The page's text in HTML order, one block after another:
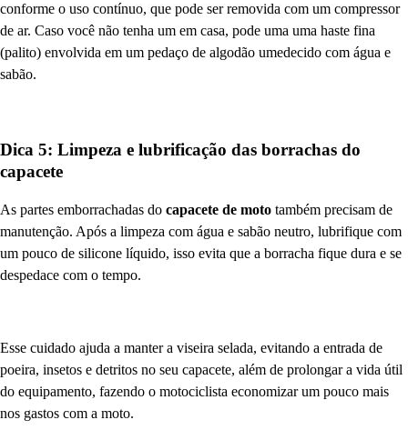
conforme o uso contínuo, que pode ser removida com um compressor
de ar. Caso você não tenha um em casa, pode uma uma haste fina
(palito) envolvida em um pedaço de algodão umedecido com água e
sabão.
Dica 5: Limpeza e lubrificação das borrachas do
capacete
As partes emborrachadas do capacete de moto também precisam de
manutenção. Após a limpeza com água e sabão neutro, lubrifique com
um pouco de silicone líquido, isso evita que a borracha fique dura e se
despedace com o tempo.
Esse cuidado ajuda a manter a viseira selada, evitando a entrada de
poeira, insetos e detritos no seu capacete, além de prolongar a vida útil
do equipamento, fazendo o motociclista economizar um pouco mais
nos gastos com a moto.